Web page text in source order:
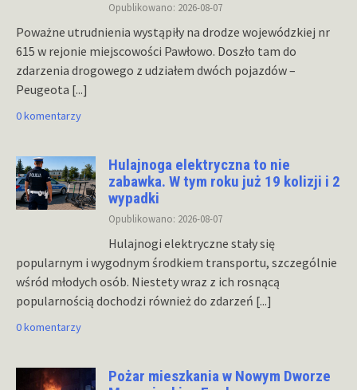
Opublikowano: 2026-08-07
Poważne utrudnienia wystąpiły na drodze wojewódzkiej nr
615 w rejonie miejscowości Pawłowo. Doszło tam do
zdarzenia drogowego z udziałem dwóch pojazdów –
Peugeota [...]
0 komentarzy
Hulajnoga elektryczna to nie
zabawka. W tym roku już 19 kolizji i 2
wypadki
Opublikowano: 2026-08-07
Hulajnogi elektryczne stały się
popularnym i wygodnym środkiem transportu, szczególnie
wśród młodych osób. Niestety wraz z ich rosnącą
popularnością dochodzi również do zdarzeń [...]
0 komentarzy
Pożar mieszkania w Nowym Dworze